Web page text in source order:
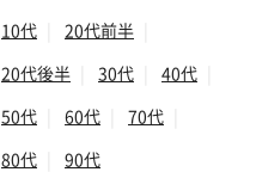
10代 20代前半
20代後半
30代 40代
50代
60代 70代
80代
90代